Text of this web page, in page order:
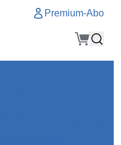
Premium-Abo